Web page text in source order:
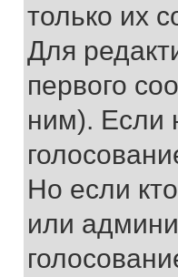
только их
Для
первого
ним). Если
Но если
или